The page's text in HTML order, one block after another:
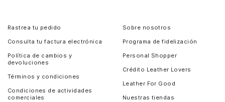
Rastrea tu pedido
Consulta tu factura electrónica
Política de cambios y
devoluciones
Términos y condiciones
Condiciones de actividades
comerciales
Sobre nosotros
Programa de fidelización
Personal Shopper
Crédito Leather Lovers
Leather For Good
Nuestras tiendas